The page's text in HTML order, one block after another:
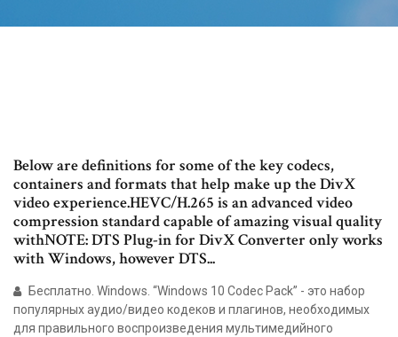
Below are definitions for some of the key codecs,
containers and formats that help make up the DivX
video experience.HEVC/H.265 is an advanced video
compression standard capable of amazing visual quality
withNOTE: DTS Plug-in for DivX Converter only works
with Windows, however DTS...
Бесплатно. Windows. “Windows 10 Codec Pack” - это набор
популярных аудио/видео кодеков и плагинов, необходимых
для правильного воспроизведения мультимедийного